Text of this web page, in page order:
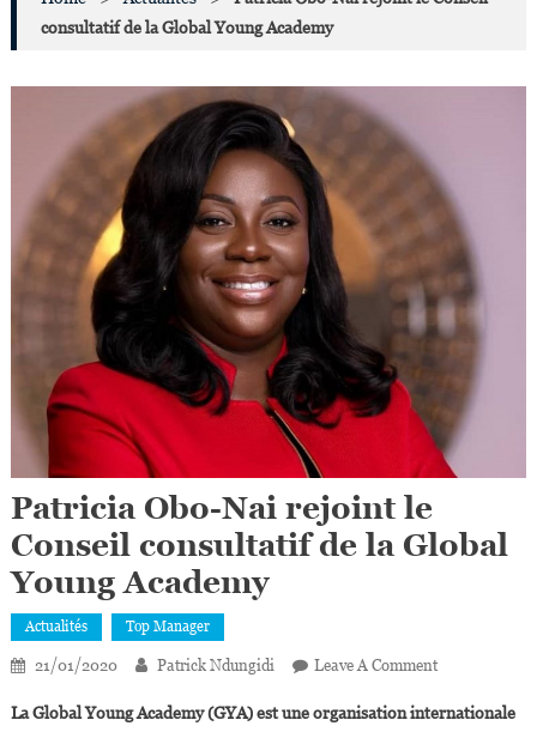
consultatif de la Global Young Academy
Patricia Obo-Nai rejoint le
Conseil consultatif de la Global
Young Academy
Actualités Top Manager
21/01/2020 Patrick Ndungidi Leave A CommentOn
Obo-
La Global Young Academy (GYA) est une organisation internationale